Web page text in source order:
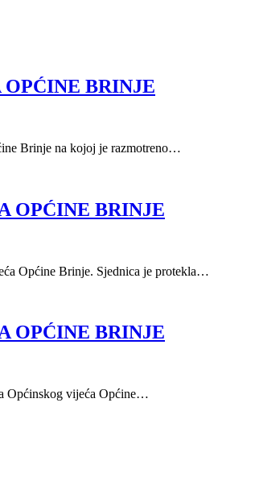
BRINJE
Brinje na kojoj je razmotreno…
OPĆINE BRINJE
Općine Brinje. Sjednica je protekla…
OPĆINE BRINJE
Općinskog vijeća Općine…